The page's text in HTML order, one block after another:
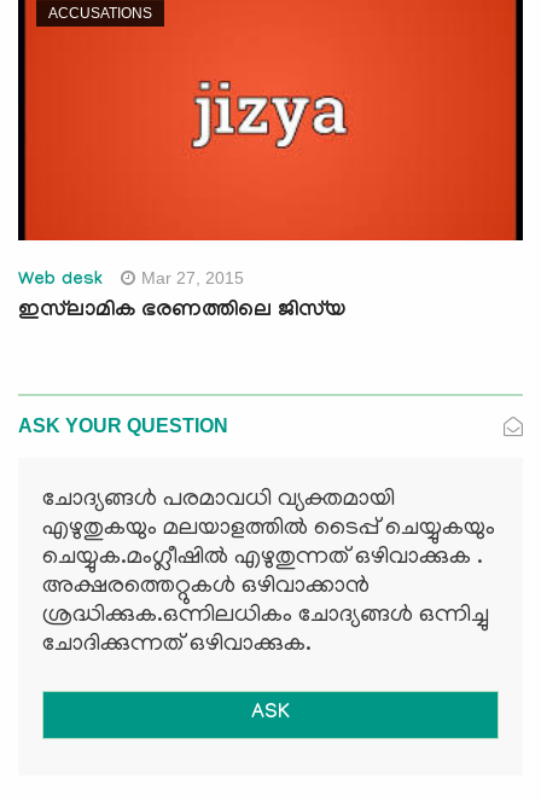
ACCUSATIONS
Web desk Mar 27, 2015
ഇസ്‍ലാമിക ഭരണത്തിലെ ജിസ്‍യ
ASK YOUR QUESTION
ചോദ്യങ്ങള്‍ പരമാവധി വ്യക്തമായി
എഴുതുകയും മലയാളത്തില്‍ ടൈപ്പ് ചെയ്യുകയും
ചെയ്യുക.മംഗ്ലീഷില്‍ എഴുതുന്നത് ഒഴിവാക്കുക .
അക്ഷരത്തെറ്റുകള്‍ ഒഴിവാക്കാന്‍
ശ്രദ്ധിക്കുക.ഒന്നിലധികം ചോദ്യങ്ങള്‍ ഒന്നിച്ചു
ചോദിക്കുന്നത് ഒഴിവാക്കുക.
ASK